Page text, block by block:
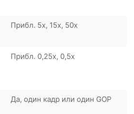
Прибл. 5x, 15x, 50x
Прибл. 0,25x, 0,5x
Да, один кадр или один GOP